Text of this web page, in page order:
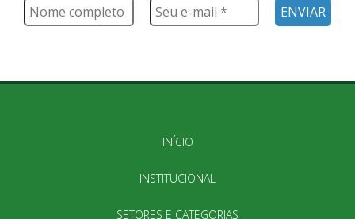
INÍCIO
INSTITUCIONAL
SETORES E CATEGORIAS